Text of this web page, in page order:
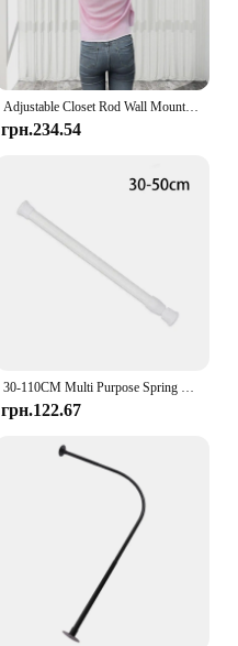
Adjustable Closet Rod Wall Mounted Clothes Hanging Rod Shower Curtain Rod
грн.234.54
грн.122.67